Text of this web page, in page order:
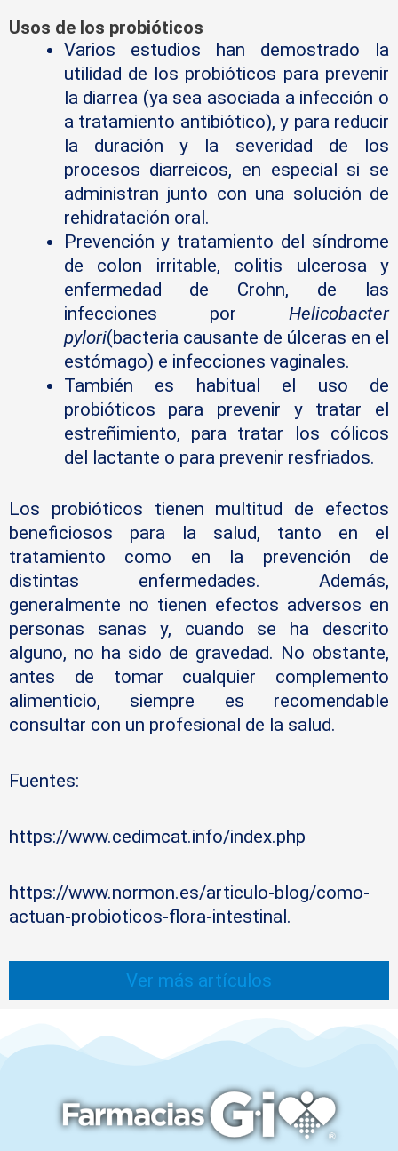
Usos de los probióticos
Varios estudios han demostrado la
utilidad de los probióticos para prevenir
la diarrea (ya sea asociada a infección o
a tratamiento antibiótico), y para reducir
la duración y la severidad de los
procesos diarreicos, en especial si se
administran junto con una solución de
rehidratación oral.
Prevención y tratamiento del síndrome
de colon irritable, colitis ulcerosa y
enfermedad de Crohn, de las
infecciones por Helicobacter
pylori(bacteria causante de úlceras en el
estómago) e infecciones vaginales.
También es habitual el uso de
probióticos para prevenir y tratar el
estreñimiento, para tratar los cólicos
del lactante o para prevenir resfriados.
Los probióticos tienen multitud de efectos
beneficiosos para la salud, tanto en el
tratamiento como en la prevención de
distintas enfermedades. Además,
generalmente no tienen efectos adversos en
personas sanas y, cuando se ha descrito
alguno, no ha sido de gravedad. No obstante,
antes de tomar cualquier complemento
alimenticio, siempre es recomendable
consultar con un profesional de la salud.
Fuentes:
https://www.cedimcat.info/index.php
https://www.normon.es/articulo-blog/como-
actuan-probioticos-flora-intestinal.
Ver más artículos